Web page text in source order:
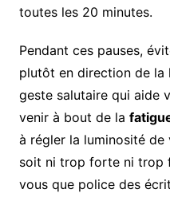
toutes les 20 minutes.
Pendant ces pauses,
plutôt en direction de la
geste salutaire qui aide
venir à bout de la
à régler la luminosité de
soit ni trop forte ni trop
vous que police des